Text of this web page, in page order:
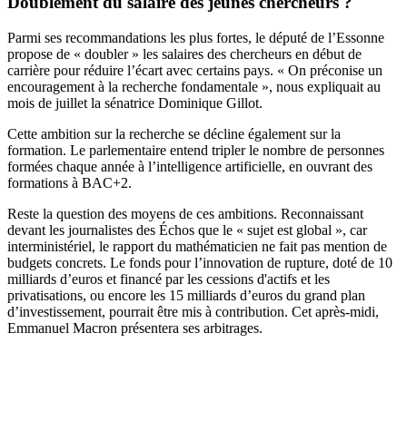
Parmi ses recommandations les plus fortes, le député de l’Essonne
propose de « doubler » les salaires des chercheurs en début de
carrière pour réduire l’écart avec certains pays. « On préconise un
encouragement à la recherche fondamentale », nous expliquait au
mois de juillet la sénatrice Dominique Gillot.
Cette ambition sur la recherche se décline également sur la
formation. Le parlementaire entend tripler le nombre de personnes
formées chaque année à l’intelligence artificielle, en ouvrant des
formations à BAC+2.
Reste la question des moyens de ces ambitions. Reconnaissant
devant les journalistes des Échos que le « sujet est global », car
interministériel, le rapport du mathématicien ne fait pas mention de
budgets concrets. Le fonds pour l’innovation de rupture, doté de 10
milliards d’euros et financé par les cessions d'actifs et les
privatisations, ou encore les 15 milliards d’euros du grand plan
d’investissement, pourrait être mis à contribution. Cet après-midi,
Emmanuel Macron présentera ses arbitrages.